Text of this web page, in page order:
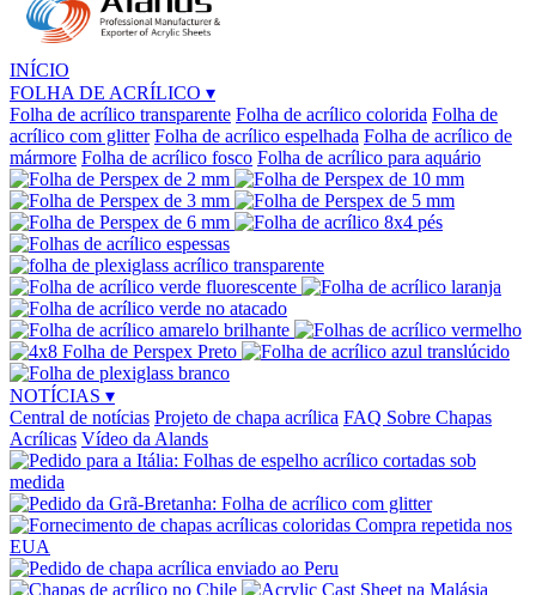
INÍCIO
FOLHA DE ACRÍLICO ▾
Folha de acrílico transparente Folha de acrílico colorida Folha de
acrílico com glitter Folha de acrílico espelhada Folha de acrílico de
mármore Folha de acrílico fosco Folha de acrílico para aquário
NOTÍCIAS ▾
Central de notícias Projeto de chapa acrílica FAQ Sobre Chapas
Acrílicas Vídeo da Alands